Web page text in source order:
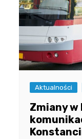
Aktualności
Zmiany